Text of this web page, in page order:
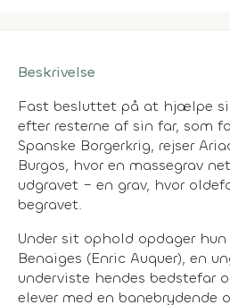
Beskrivelse
Fast besluttet på at hjælpe
efter resterne af sin far, som
Spanske Borgerkrig, rejser
Burgos, hvor en massegrav
udgravet – en grav, hvor
begravet.
Under sit ophold opdager
Benaiges (Enric Auquer), en
underviste hendes bedstefar
elever med en banebrydende